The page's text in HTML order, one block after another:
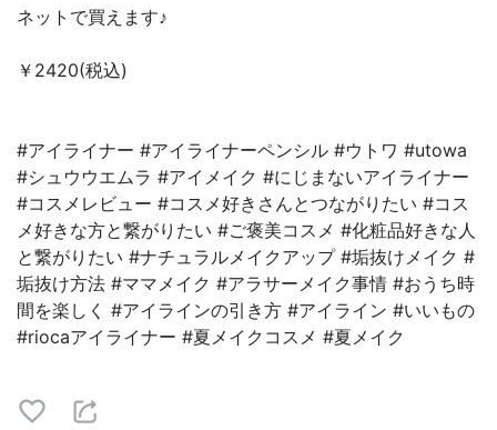
ネットで買えます♪
￥2420(税込)
#アイライナー #アイライナーペンシル #ウトワ #utowa
#シュウウエムラ #アイメイク #にじまないアイライナー
#コスメレビュー #コスメ好きさんとつながりたい #コス
メ好きな方と繋がりたい #ご褒美コスメ #化粧品好きな人
と繋がりたい #ナチュラルメイクアップ #垢抜けメイク #
垢抜け方法 #ママメイク #アラサーメイク事情 #おうち時
間を楽しく #アイラインの引き方 #アイライン #いいもの
#riocaアイライナー #夏メイクコスメ #夏メイク